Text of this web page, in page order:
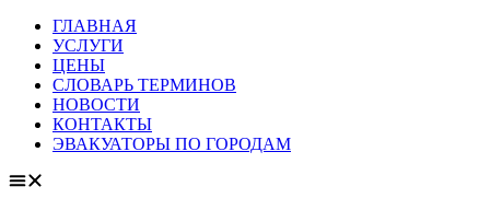
ГЛАВНАЯ
УСЛУГИ
ЦЕНЫ
СЛОВАРЬ ТЕРМИНОВ
НОВОСТИ
КОНТАКТЫ
ЭВАКУАТОРЫ ПО ГОРОДАМ